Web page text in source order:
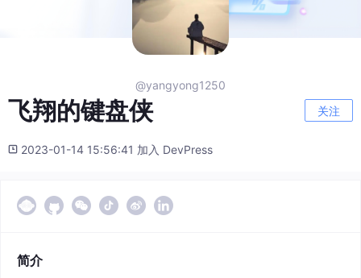
@yangyong1250
飞翔的键盘侠 关注
2023-01-14 15:56:41 加入 DevPress
简介